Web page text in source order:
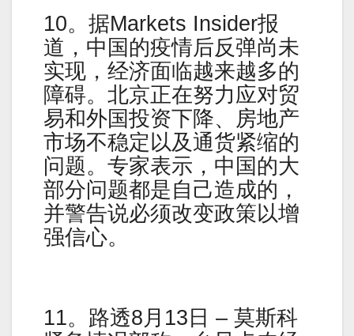
10。据Markets Insider报
道，中国的疫情后反弹尚未
实现，经济面临越来越多的
障碍。北京正在努力应对贸
易和外国投资下降、房地产
市场不稳定以及通货紧缩的
问题。专家表示，中国的大
部分问题都是自己造成的，
并警告说必须改变政策以增
强信心。
11。路透8月13日 – 莫斯科